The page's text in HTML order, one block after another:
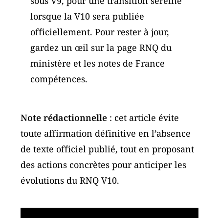
lorsque la V10 sera publiée
officiellement. Pour rester à jour,
gardez un œil sur la page RNQ du
ministère et les notes de France
compétences.
Note rédactionnelle : cet article évite
toute affirmation définitive en l’absence
de texte officiel publié, tout en proposant
des actions concrètes pour anticiper les
évolutions du RNQ V10.